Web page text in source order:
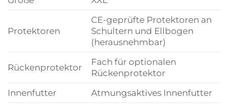
Protektoren
CE-geprüfte Protektoren an
Schultern und Ellbogen
(herausnehmbar)
Rückenprotektor
Fach für optionalen
Rückenprotektor
Innenfutter
Atmungsaktives Innenfutter